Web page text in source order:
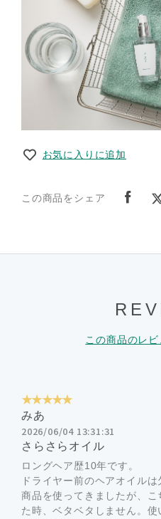
お気に入りに追加
この商品をシェア
この商品のレ
★★★★★
みあ
2026/06/04 13:31:31
さらさらオイル
ロングヘア歴10年です。
ドライヤー前のヘアオイル
商品を使ってきましたが、
た時、ベタベタしません。